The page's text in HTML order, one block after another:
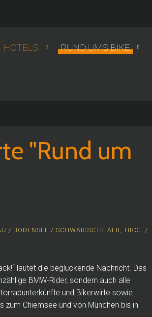
HOTELS RUND UMS BIKE
"Rund um
/ BODENSEE / SCHWÄBISCHE ALB , TIROL /
lautet die beglückende Nachricht. Das
BMW-Rider, sondern auch alle
und Bikerwirte sowie
Chiemsee und von München bis in